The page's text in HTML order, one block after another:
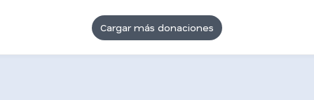
Cargar más donaciones